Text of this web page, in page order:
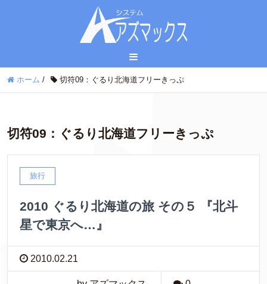
ホーム / 切符09：ぐるり北海道フリーきっぷ
切符09：ぐるり北海道フリーきっぷ
旅行
2010 ぐるり北海道の旅 その５ 『北斗
星で東京へ…』
2010.02.21